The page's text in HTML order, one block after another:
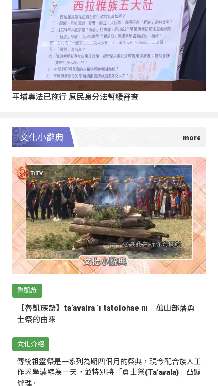
平埔專法已施行 原民身分法暫緩審查
文化小辭典
魯凱族
【魯凱族語】ta‘avalra ‘i tatolohae ni｜萬山部落勇
士祭的由來
文化介紹
傳統祖靈祭是一系列為期四個月的祭典，現今配合族人工
作求學濃縮為一天，並特別將「勇士祭(Ta‘avala)」凸顯
辦理。